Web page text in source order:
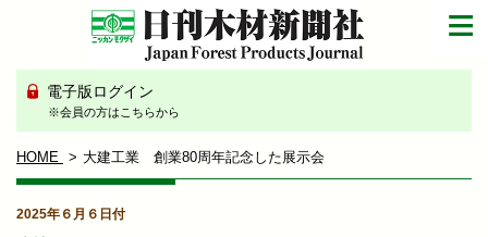
電子版ログイン
※会員の方はこちらから
HOME 大建工業 創業80周年記念した展示会
2025年６月６日付